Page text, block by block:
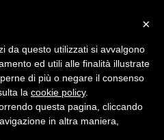
blog: community #1 in
×
da questo utilizzati si avvalgono
ed utili alle finalità illustrate
di più o negare il consenso
la cookie policy.
questa pagina, cliccando
in altra maniera,